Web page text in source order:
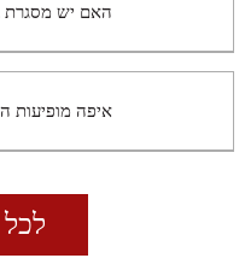
האם יש מסגרת
איפה מופיעות